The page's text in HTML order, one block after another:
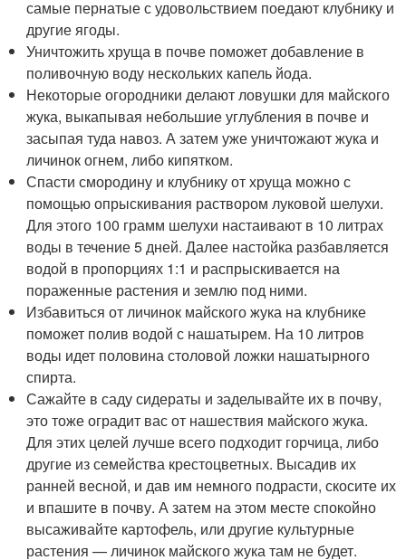
самые пернатые с удовольствием поедают клубнику и
другие ягоды.
Уничтожить хруща в почве поможет добавление в
поливочную воду нескольких капель йода.
Некоторые огородники делают ловушки для майского
жука, выкапывая небольшие углубления в почве и
засыпая туда навоз. А затем уже уничтожают жука и
личинок огнем, либо кипятком.
Спасти смородину и клубнику от хруща можно с
помощью опрыскивания раствором луковой шелухи.
Для этого 100 грамм шелухи настаивают в 10 литрах
воды в течение 5 дней. Далее настойка разбавляется
водой в пропорциях 1:1 и распрыскивается на
пораженные растения и землю под ними.
Избавиться от личинок майского жука на клубнике
поможет полив водой с нашатырем. На 10 литров
воды идет половина столовой ложки нашатырного
спирта.
Сажайте в саду сидераты и заделывайте их в почву,
это тоже оградит вас от нашествия майского жука.
Для этих целей лучше всего подходит горчица, либо
другие из семейства крестоцветных. Высадив их
ранней весной, и дав им немного подрасти, скосите их
и впашите в почву. А затем на этом месте спокойно
высаживайте картофель, или другие культурные
растения — личинок майского жука там не будет.